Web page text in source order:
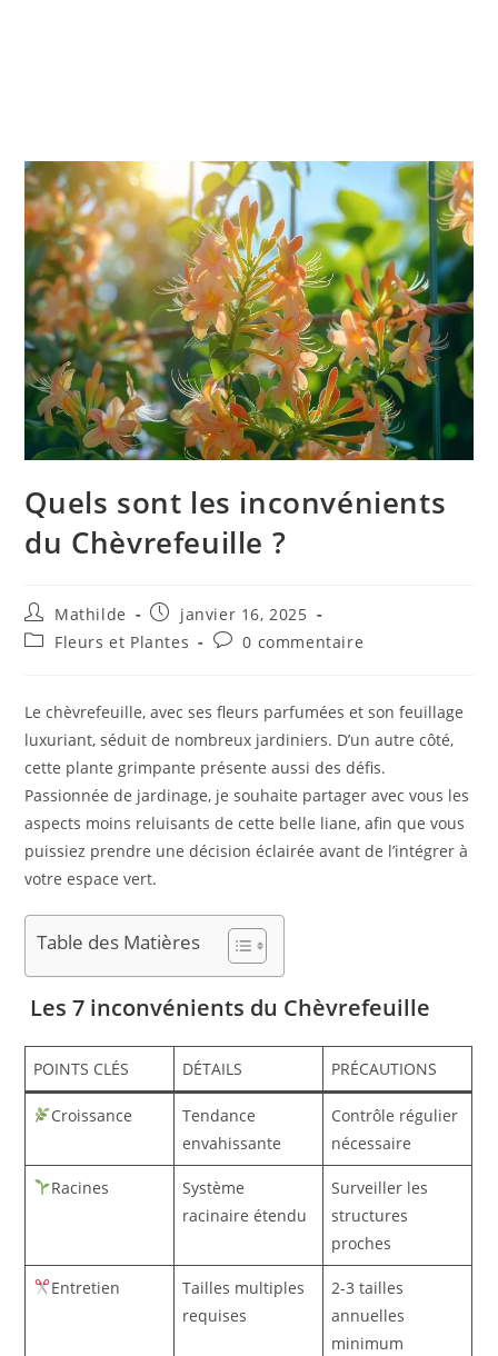
Quels sont les inconvénients
du Chèvrefeuille ?
Mathilde
janvier 16, 2025
Fleurs et Plantes
0 commentaire
Le chèvrefeuille, avec ses fleurs parfumées et son feuillage
luxuriant, séduit de nombreux jardiniers. D’un autre côté,
cette plante grimpante présente aussi des défis.
Passionnée de jardinage, je souhaite partager avec vous les
aspects moins reluisants de cette belle liane, afin que vous
puissiez prendre une décision éclairée avant de l’intégrer à
votre espace vert.
Table des Matières
Les 7 inconvénients du Chèvrefeuille
POINTS CLÉS DÉTAILS PRÉCAUTIONS
Croissance
Tendance
envahissante
Contrôle régulier
nécessaire
Racines
Système
racinaire étendu
Surveiller les
structures
proches
Entretien
Tailles multiples
requises
2-3 tailles
annuelles
minimum